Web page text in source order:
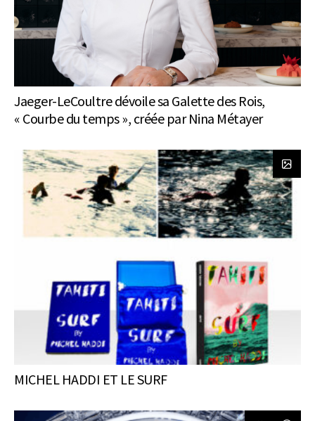
Jaeger-LeCoultre dévoile sa Galette des Rois,
« Courbe du temps », créée par Nina Métayer
MICHEL HADDI ET LE SURF